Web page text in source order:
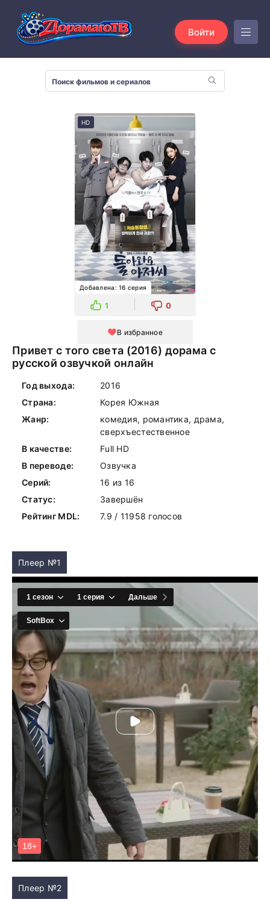
Войти
HD
Добавлена: 16 серия
1 0
В избранное
Привет с того света (2016) дорама с
русской озвучкой онлайн
Год выхода:
2016
Страна:
Корея Южная
Жанр:
комедия, романтика, драма,
сверхъестественное
В качестве:
Full HD
В переводе:
Озвучка
Серий:
16 из 16
Статус:
Завершён
Рейтинг MDL:
7.9 / 11958 голосов
Плеер №1
Плеер №2